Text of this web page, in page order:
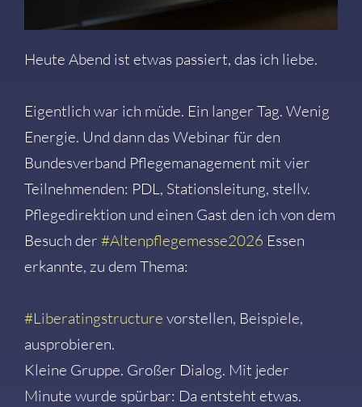
Heute Abend ist etwas passiert, das ich liebe.
Eigentlich war ich müde. Ein langer Tag. Wenig
Energie. Und dann das Webinar für den
Bundesverband Pflegemanagement mit vier
Teilnehmenden: PDL, Stationsleitung, stellv.
Pflegedirektion und einen Gast den ich von dem
Besuch der #Altenpflegemesse2026 Essen
erkannte, zu dem Thema:
#Liberatingstructure vorstellen, Beispiele,
ausprobieren.
Kleine Gruppe. Großer Dialog. Mit jeder
Minute wurde spürbar: Da entsteht etwas.